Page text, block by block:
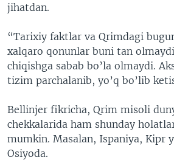
jihatdan.
“Tarixiy faktlar va Qrimdagi
xalqaro qonunlar buni tan
chiqishga sabab bo’la olmaydi.
tizim parchalanib, yo’q bo’lib
Bellinjer fikricha, Qrim misoli
chekkalarida ham shunday
mumkin. Masalan, Ispaniya, Kipr
Osiyoda.